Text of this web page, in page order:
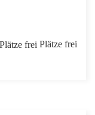
Plätze frei